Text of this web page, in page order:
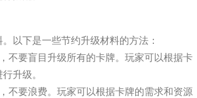
以下是一些节约升级材料的方法：
不要盲目升级所有的卡牌。玩家可以根据卡
升级。
不要浪费。玩家可以根据卡牌的需求和资源